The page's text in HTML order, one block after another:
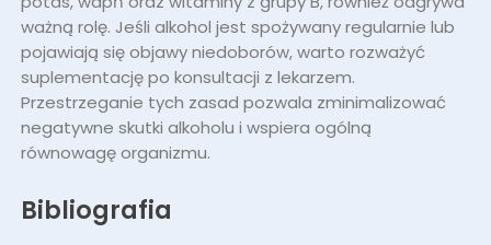
ważną rolę. Jeśli alkohol jest spożywany regularnie lub
pojawiają się objawy niedoborów, warto rozważyć
suplementację po konsultacji z lekarzem.
Przestrzeganie tych zasad pozwala zminimalizować
negatywne skutki alkoholu i wspiera ogólną
równowagę organizmu.
Bibliografia